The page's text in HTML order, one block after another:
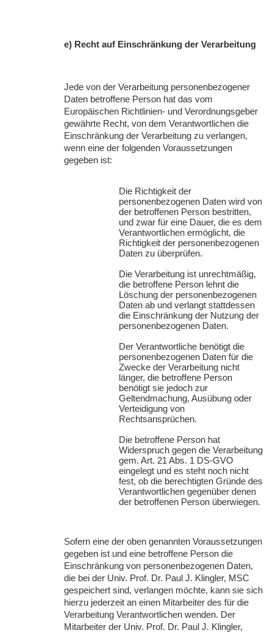
e) Recht auf Einschränkung der Verarbeitung
Jede von der Verarbeitung personenbezogener
Daten betroffene Person hat das vom
Europäischen Richtlinien- und Verordnungsgeber
gewährte Recht, von dem Verantwortlichen die
Einschränkung der Verarbeitung zu verlangen,
wenn eine der folgenden Voraussetzungen
gegeben ist:
Die Richtigkeit der
personenbezogenen Daten wird von
der betroffenen Person bestritten,
und zwar für eine Dauer, die es dem
Verantwortlichen ermöglicht, die
Richtigkeit der personenbezogenen
Daten zu überprüfen.
Die Verarbeitung ist unrechtmäßig,
die betroffene Person lehnt die
Löschung der personenbezogenen
Daten ab und verlangt stattdessen
die Einschränkung der Nutzung der
personenbezogenen Daten.
Der Verantwortliche benötigt die
personenbezogenen Daten für die
Zwecke der Verarbeitung nicht
länger, die betroffene Person
benötigt sie jedoch zur
Geltendmachung, Ausübung oder
Verteidigung von
Rechtsansprüchen.
Die betroffene Person hat
Widerspruch gegen die Verarbeitung
gem. Art. 21 Abs. 1 DS-GVO
eingelegt und es steht noch nicht
fest, ob die berechtigten Gründe des
Verantwortlichen gegenüber denen
der betroffenen Person überwiegen.
Sofern eine der oben genannten Voraussetzungen
gegeben ist und eine betroffene Person die
Einschränkung von personenbezogenen Daten,
die bei der Univ. Prof. Dr. Paul J. Klingler, MSC
gespeichert sind, verlangen möchte, kann sie sich
hierzu jederzeit an einen Mitarbeiter des für die
Verarbeitung Verantwortlichen wenden. Der
Mitarbeiter der Univ. Prof. Dr. Paul J. Klingler,